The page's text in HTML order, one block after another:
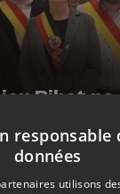
Bihet ne
échevin
responsable
données
utilisons